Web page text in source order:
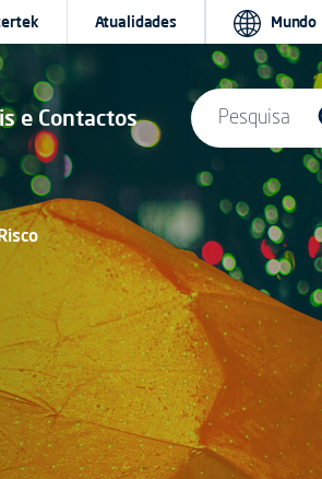
e Contactos
Atualidades Mundo
Pesquisa